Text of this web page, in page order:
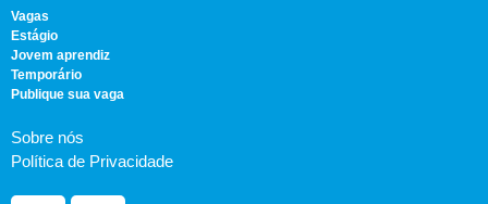
Vagas
Estágio
Jovem aprendiz
Temporário
Publique sua vaga
Sobre nós
Política de Privacidade